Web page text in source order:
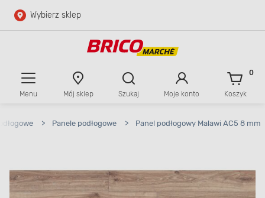
Przejdź do głównej zawartości
Wybierz sklep
Menu Mój sklep Szukaj Moje konto Koszyk
0
> Panele podłogowe > Panel podłogowy Malawi AC5 8 mm